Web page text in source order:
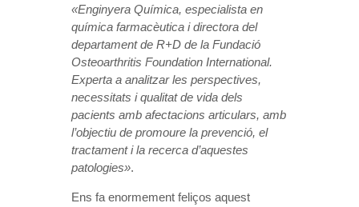
«Enginyera Química, especialista en
química farmacèutica i directora del
departament de R+D de la Fundació
Osteoarthritis Foundation International.
Experta a analitzar les perspectives,
necessitats i qualitat de vida dels
pacients amb afectacions articulars, amb
l’objectiu de promoure la prevenció, el
tractament i la recerca d’aquestes
patologies».
Ens fa enormement feliços aquest